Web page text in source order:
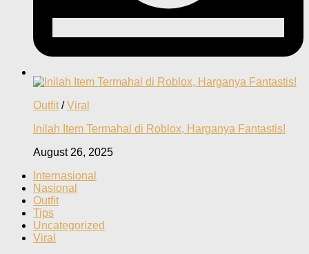
Outfit/Viral
Inilah Item Termahal di Roblox, Harganya Fantastis!
August 26, 2025
Internasional
Nasional
Outfit
Tips
Uncategorized
Viral